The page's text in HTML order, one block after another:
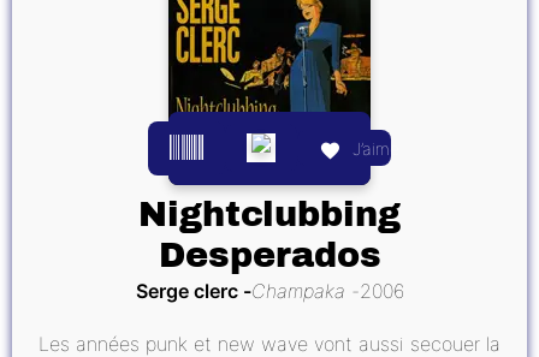
J’aime
Nightclubbing
Desperados
Serge clerc Champaka 2006
Les années punk et new wave vont aussi secouer la